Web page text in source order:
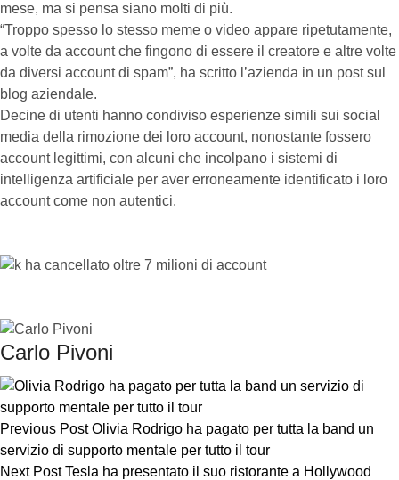
mese, ma si pensa siano molti di più.
“Troppo spesso lo stesso meme o video appare ripetutamente,
a volte da account che fingono di essere il creatore e altre volte
da diversi account di spam”, ha scritto l’azienda in un post sul
blog aziendale.
Decine di utenti hanno condiviso esperienze simili sui social
media della rimozione dei loro account, nonostante fossero
account legittimi, con alcuni che incolpano i sistemi di
intelligenza artificiale per aver erroneamente identificato i loro
account come non autentici.
Carlo Pivoni
Previous Post Olivia Rodrigo ha pagato per tutta la band un
servizio di supporto mentale per tutto il tour
Next Post Tesla ha presentato il suo ristorante a Hollywood